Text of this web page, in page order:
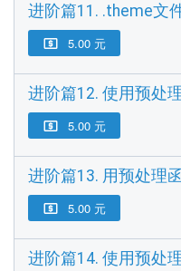
进阶篇11. .theme文
 5.00 元
进阶篇12. 使用预处
 5.00 元
进阶篇13. 用预处理
 5.00 元
进阶篇14. 使用预处